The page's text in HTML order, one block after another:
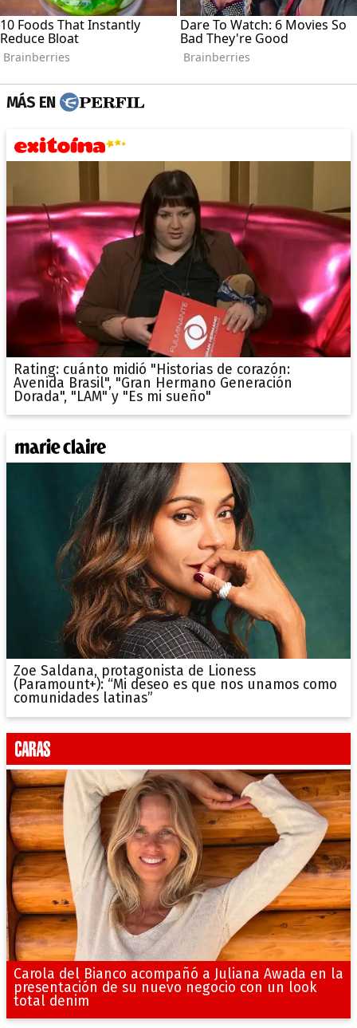
MÁS EN
Rating: cuánto midió "Historias de corazón:
Avenida Brasil", "Gran Hermano Generación
Dorada", "LAM" y "Es mi sueño"
Zoe Saldana, protagonista de Lioness
(Paramount+): “Mi deseo es que nos unamos como
comunidades latinas”
Carola del Bianco acompañó a Juliana Awada en la
presentación de su nuevo negocio con un look
total denim